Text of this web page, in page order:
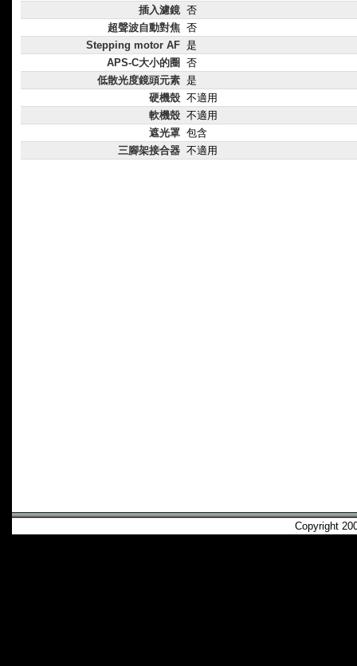
插入濾鏡 否
超聲波自動對焦 否
Stepping motor AF 是
APS-C大小的圈
否
低散光度鏡頭元素 是
硬機殼 不適用
軟機殼 不適用
遮光罩 包含
三腳架接合器 不適用
Copyright